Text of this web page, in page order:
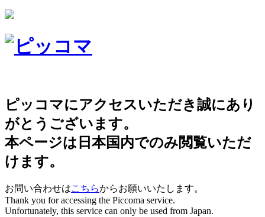
ピッコマにアクセスいただき誠にあり
がとうございます。
本ページは日本国内でのみ閲覧いただ
けます。
お問い合わせはこちらからお願いいたします。
Thank you for accessing the Piccoma service.
Unfortunately, this service can only be used from Japan.